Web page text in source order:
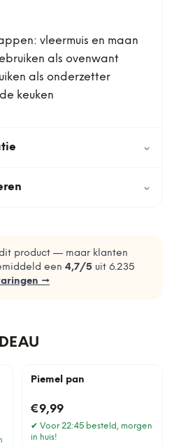
vleermuis en maan
als ovenwant
als onderzetter
keuken
⌄
⌄
product — maar klanten
een 4,7/5 uit 6.235
→
Piemel pan
€9,99
✔ Voor 22:45 besteld, morgen
in huis!